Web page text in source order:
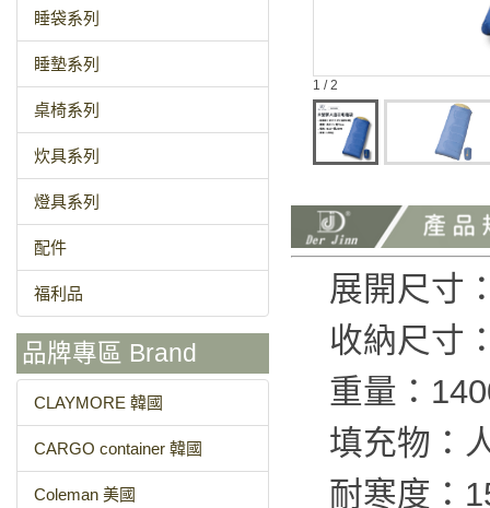
睡袋系列
睡墊系列
桌椅系列
炊具系列
燈具系列
配件
福利品
品牌專區 Brand
CLAYMORE 韓國
CARGO container 韓國
Coleman 美國
1 / 2
展開尺寸
收納尺寸
重量：
填充物：
耐寒度：